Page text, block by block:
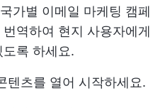
가별 이메일 마케팅 캠페
역하여 현지 사용자에게
록 하세요.
텐츠를 열어 시작하세요.